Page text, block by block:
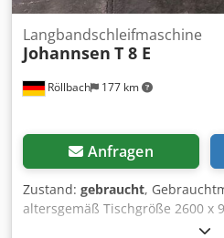
Röllbach 177 km
Langbandschleifmaschine
Johannsen T 8 E
Anfragen
Zustand: gebraucht,
altersgemäß Tischgröße 2600 x
nutzbar 2700 mm Bandlänge